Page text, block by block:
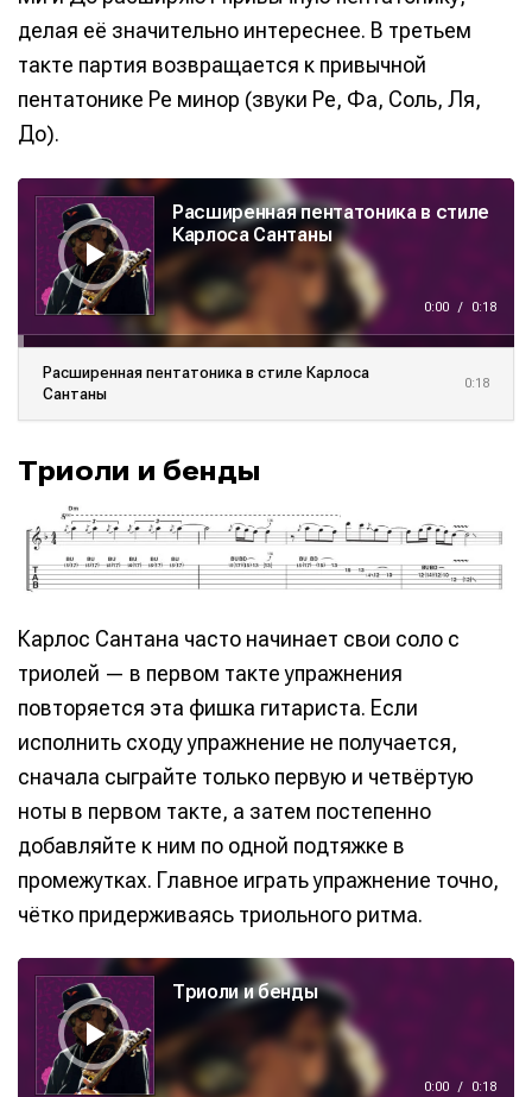
Информация
Редакционная политика (в разработке)
Предложение новостей Помощь проекту
Информация
Редакционная политика (в разработке)
Предложение новостей Помощь проекту
делая её значительно интереснее. В третьем
такте партия возвращается к привычной
пентатонике Ре минор (звуки Ре, Фа, Соль, Ля,
До).
А
Расширенная пентатоника в стиле
Карлоса Сантаны
0:00 / 0:18
Расширенная пентатоника в стиле Карлоса
Сантаны
0:18
Триоли и бенды
Карлос Сантана часто начинает свои соло с
триолей — в первом такте упражнения
повторяется эта фишка гитариста. Если
исполнить сходу упражнение не получается,
сначала сыграйте только первую и четвёртую
ноты в первом такте, а затем постепенно
добавляйте к ним по одной подтяжке в
промежутках. Главное играть упражнение точно,
чётко придерживаясь триольного ритма.
А
Триоли и бенды
0:00 / 0:18